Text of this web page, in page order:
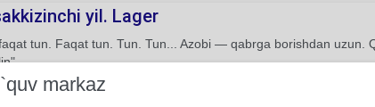
yil. Lager
tun. Faqat tun. Tun. Tun... Azobi — qabrga borishdan uzun.
She'r Usmon Azim
markaz